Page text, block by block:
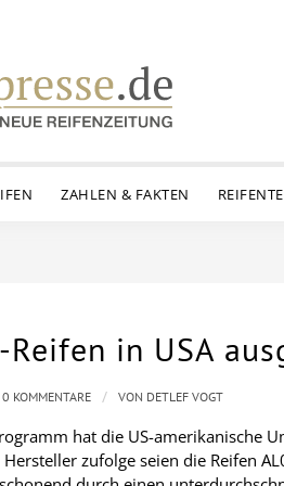
ZAHLEN & FAKTEN
in USA
hat die US-amerikanische
zufolge seien die Reifen
0 KOMMENTARE / VON DETLEF VOGT